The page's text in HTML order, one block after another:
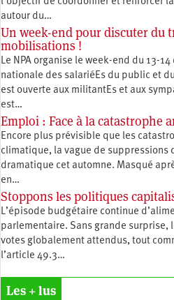
autour du…
Un week-end pour discuter du
mobilisations !
Le NPA organise le week-end du 13-
nationale des salariéEs du public et
est ouverte aux militantEs et aux
est…
Emploi : Face à la catastrophe
Encore plus prévisible que les
climatique, la vague de suppressions
dramatique cet automne. Masqué
en…
Stoppons les politiques
L’épisode budgétaire continue
parlementaire. Sans grande surprise,
votes globalement attendus, tout
l’article 49.3…
Les + lus